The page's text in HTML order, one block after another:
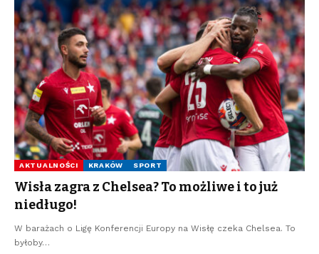
AKTUALNOŚCI KRAKÓW SPORT
Wisła zagra z Chelsea? To możliwe i to już
niedługo!
W barażach o Ligę Konferencji Europy na Wisłę czeka Chelsea. To
byłoby…